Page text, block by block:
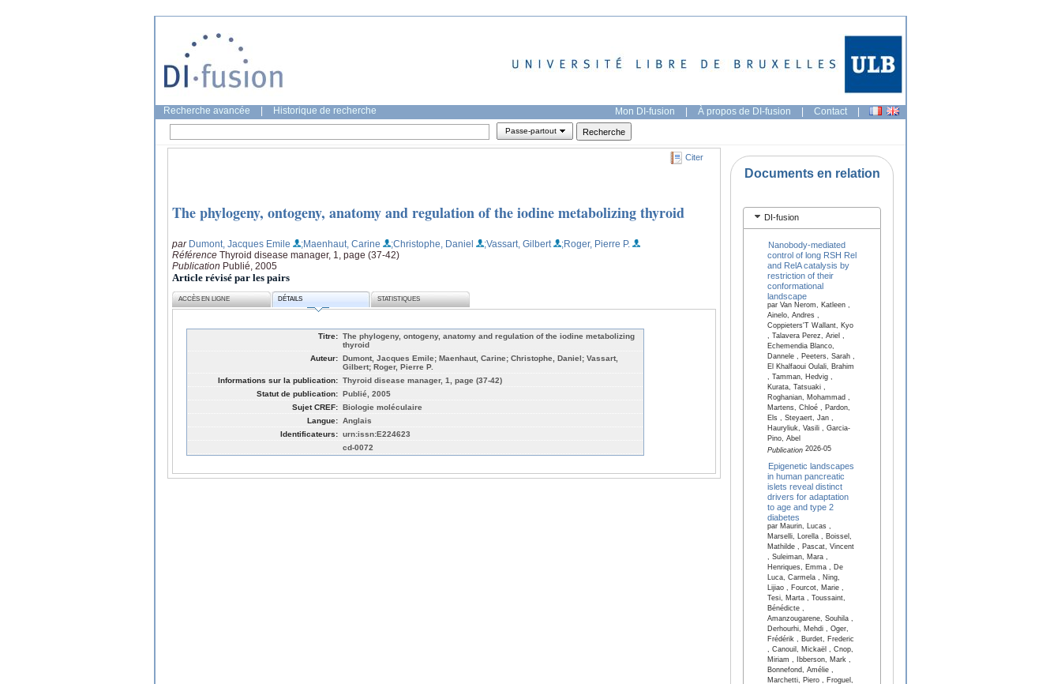
Recherche avancée Historique de recherche Mon DI-fusion | À propos de DI-fusion | Contact |
Passe-partout
Citer
The phylogeny, ontogeny, anatomy and regulation of the iodine metabolizing thyroid
par Dumont, Jacques Emile ;Maenhaut, Carine ;Christophe, Daniel ;Vassart, Gilbert
;Roger, Pierre P.
Référence Thyroid disease manager, 1, page (37-42)
Publication Publié, 2005
Article révisé par les pairs
ACCÈS EN LIGNE DÉTAILS STATISTIQUES
Titre: The phylogeny, ontogeny, anatomy and regulation of the iodine metabolizing
thyroid
Auteur: Dumont, Jacques Emile; Maenhaut, Carine; Christophe, Daniel; Vassart,
Gilbert; Roger, Pierre P.
Informations sur la publication: Thyroid disease manager, 1, page (37-42)
Statut de publication: Publié, 2005
Sujet CREF: Biologie moléculaire
Langue: Anglais
Identificateurs: urn:issn:E224623
cd-0072
Documents en relation
DI-fusion
Nanobody-mediated
control of long RSH Rel
and RelA catalysis by
restriction of their
conformational
landscape
par Van Nerom, Katleen ,
Ainelo, Andres ,
Coppieters'T Wallant, Kyo
, Talavera Perez, Ariel ,
Echemendia Blanco,
Dannele , Peeters, Sarah ,
El Khalfaoui Oulali, Brahim
, Tamman, Hedvig ,
Kurata, Tatsuaki ,
Roghanian, Mohammad ,
Martens, Chloé , Pardon,
Els , Steyaert, Jan ,
Hauryliuk, Vasili , Garcia-
Pino, Abel
Publication2026-05
Epigenetic landscapes
in human pancreatic
islets reveal distinct
drivers for adaptation
to age and type 2
diabetes
par Maurin, Lucas ,
Marselli, Lorella , Boissel,
Mathilde , Pascat, Vincent
, Suleiman, Mara ,
Henriques, Emma , De
Luca, Carmela , Ning,
Lijiao , Fourcot, Marie ,
Tesi, Marta , Toussaint,
Bénédicte ,
Amanzougarene, Souhila ,
Derhourhi, Mehdi , Oger,
Frédérik , Burdet, Frederic
, Canouil, Mickaël , Cnop,
Miriam , Ibberson, Mark ,
Bonnefond, Amélie ,
Marchetti, Piero , Froguel,